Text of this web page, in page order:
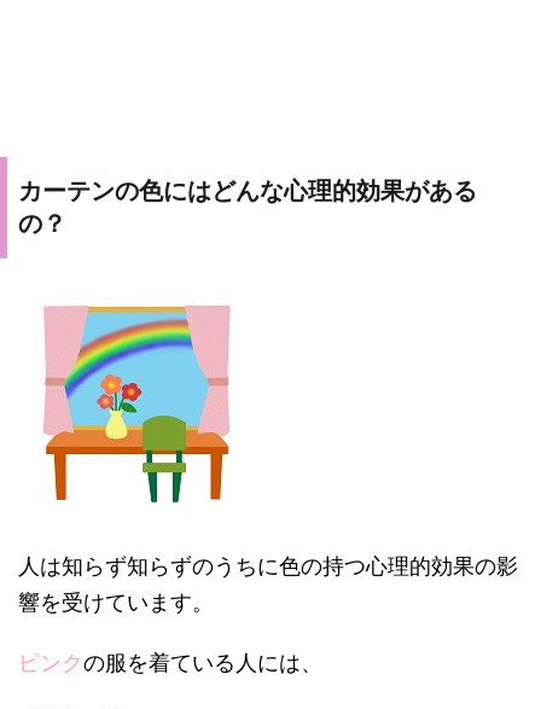
カーテンの色にはどんな心理的効果がある
の？
人は知らず知らずのうちに色の持つ心理的効果の影
響を受けています。
ピンクの服を着ている人には、